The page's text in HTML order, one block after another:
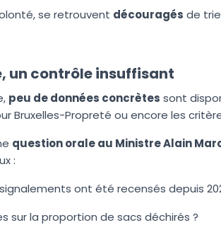
se retrouvent découragés de
un contrôle insuffisant
peu de données concrètes sont
Bruxelles-Propreté ou encore les
question orale au Ministre Alain
:
ont été recensés depuis
sur la proportion de sacs déchirés ?